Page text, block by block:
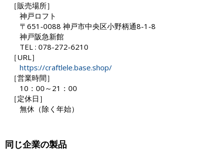
［販売場所］
神戸ロフト
〒651-0088 神戸市中央区小野柄通8-1-8
神戸阪急新館
TEL : 078-272-6210
［URL］
https://craftlele.base.shop/
［営業時間］
10：00～21：00
［定休日］
無休（除く年始）
同じ企業の製品